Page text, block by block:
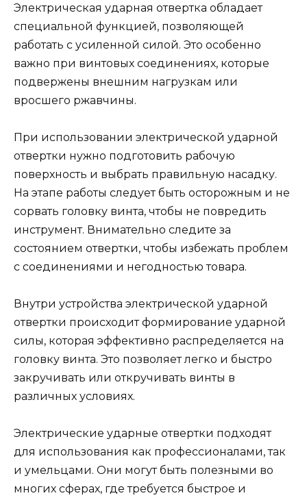
Электрическая ударная отвертка обладает
специальной функцией, позволяющей
работать с усиленной силой. Это особенно
важно при винтовых соединениях, которые
подвержены внешним нагрузкам или
вросшего ржавчины.
При использовании электрической ударной
отвертки нужно подготовить рабочую
поверхность и выбрать правильную насадку.
На этапе работы следует быть осторожным и не
сорвать головку винта, чтобы не повредить
инструмент. Внимательно следите за
состоянием отвертки, чтобы избежать проблем
с соединениями и негодностью товара.
Внутри устройства электрической ударной
отвертки происходит формирование ударной
силы, которая эффективно распределяется на
головку винта. Это позволяет легко и быстро
закручивать или откручивать винты в
различных условиях.
Электрические ударные отвертки подходят
для использования как профессионалами, так
и умельцами. Они могут быть полезными во
многих сферах, где требуется быстрое и